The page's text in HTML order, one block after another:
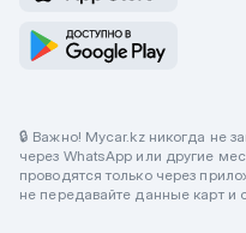
🔒 Важно! Mycar.kz никогда не
через WhatsApp или другие
проводятся только через
не передавайте данные карт и